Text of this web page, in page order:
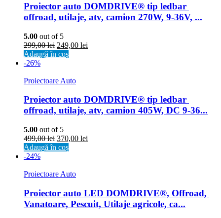
Proiector auto DOMDRIVE® tip ledbar
offroad, utilaje, atv, camion 270W, 9-36V, ...
5.00 out of 5
299,00lei 249,00 lei
Adaugă în coș
-26%
Proiectoare Auto
Proiector auto DOMDRIVE® tip ledbar
offroad, utilaje, atv, camion 405W, DC 9-36...
5.00 out of 5
499,00lei 370,00 lei
Adaugă în coș
-24%
Proiectoare Auto
Proiector auto LED DOMDRIVE®, Offroad,
Vanatoare, Pescuit, Utilaje agricole, ca...